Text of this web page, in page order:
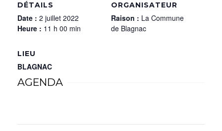
DÉTAILS
Date : 2 juillet 2022
Heure : 11 h 00 min
ORGANISATEUR
Raison : La Commune
de Blagnac
LIEU
BLAGNAC
AGENDA